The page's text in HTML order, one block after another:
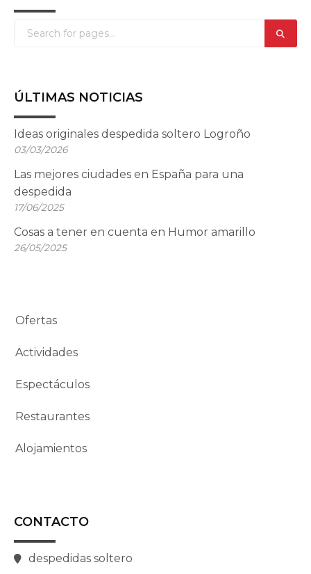
ÚLTIMAS NOTICIAS
Ideas originales despedida soltero Logroño
03/03/2026
Las mejores ciudades en España para una
despedida
17/06/2025
Cosas a tener en cuenta en Humor amarillo
26/05/2025
Ofertas
Actividades
Espectáculos
Restaurantes
Alojamientos
CONTACTO
despedidas soltero